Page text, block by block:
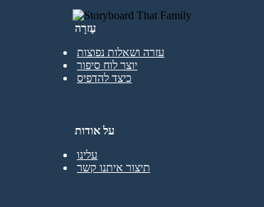
עֶזרָה
עזרה ושאלות נפוצות
יוצר לוח סיפור
כיצד להדפיס
על אודות
עלינו
תיצור איתנו קשר